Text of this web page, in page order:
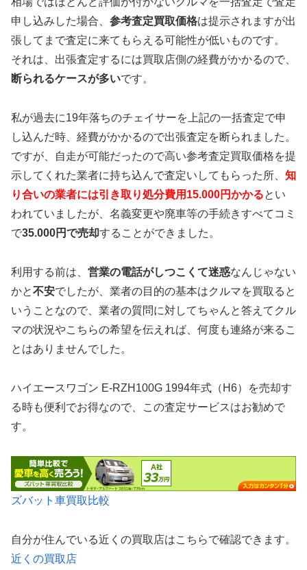
申し込みした場合、 参考査定買取価格は提示されますが出
張してまで査定に来てもらえる可能性が低いものです。
それは、出張査定するには買取店側の経費がかかるので、
断られるケースが多いです。
私が過去に19年落ちのチェイサーを上記の一括査定で申
し込んだ時、経費がかかるので出張査定を断られました。
ですが、自走が可能だったので高い参考査定買取価格を提
示してくれた業者に持ち込んで査定いしてもらった所、 知
り合いの業者には引き取り処分費用15.000円かかるとい
われていましたが、名義変更や廃車等の手続きすべてコミ
で35.000円で売却することができました。
利用する前は、 営業の電話がしつこくて迷惑なんじゃない
かと不安でしたが、業者の目的の基本はクルマを買取ると
いうことなので、業者の質問に対してちゃんと答えてクル
マの状況やこちらの希望を伝えれば、何度も連絡が来るこ
とはありませんでした。
ハイエースワゴン E-RZH100G 1994年式（H6）を売却す
る時も便利でお得なので、この査定サービスはお勧めで
す。
ズバット車買取比較
自分が住んでいる近くの買取店はこちらで確認できます。
近くの買取店